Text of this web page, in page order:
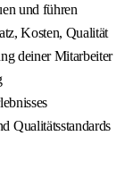
und führen
Kosten, Qualität
deiner Mitarbeiter
Qualitätsstandards